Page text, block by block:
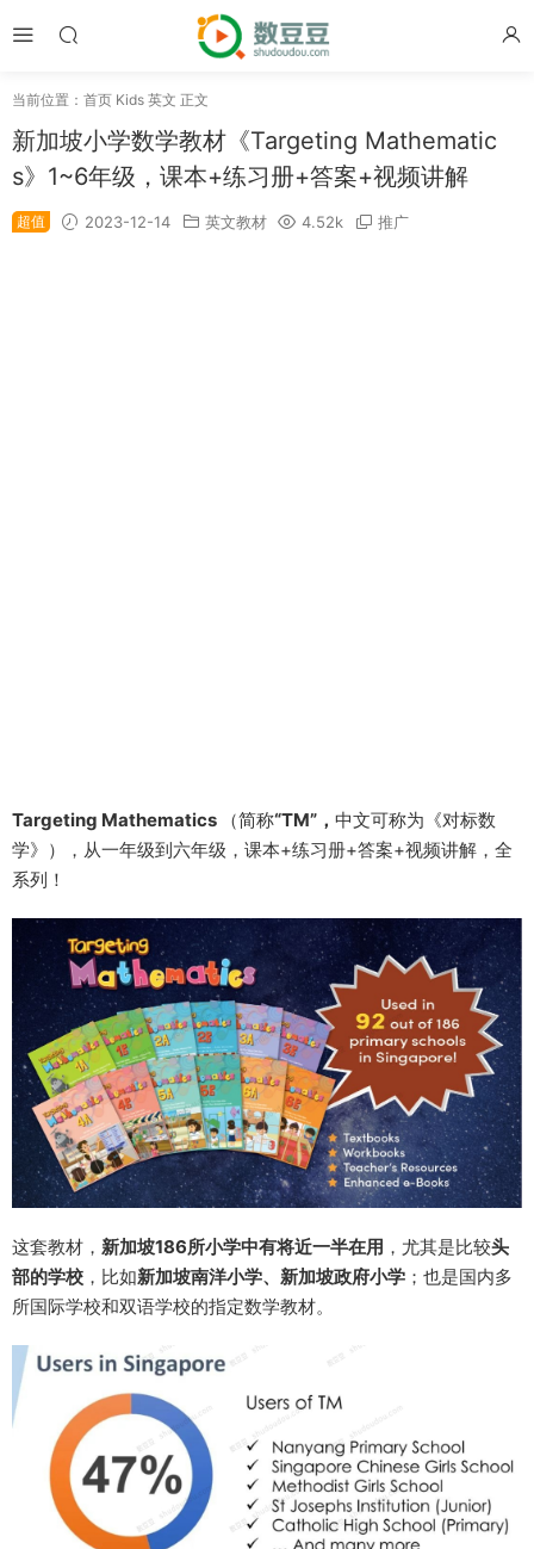
当前位置： 首页 Kids 英文 正文
新加坡小学数学教材《Targeting Mathematic
s》1~6年级，课本+练习册+答案+视频讲解
超值 2023-12-14 英文教材 4.52k 推广
Targeting Mathematics （简称“TM”， 中文可称为《对标数
学》），从一年级到六年级，课本+练习册+答案+视频讲解，全
系列！
这套教材， 新加坡186所小学中有将近一半在用 ，尤其是比较头
部的学校 ，比如新加坡南洋小学、新加坡政府小学 ；也是国内多
所国际学校和双语学校的指定数学教材。